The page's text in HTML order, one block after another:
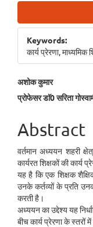
Sidebar
Keywords:
कार्य प्रेरणा, माध्यमिक
Main
Article
Content
अशोक कुमार
प्रोफेसर डाॅ0 सरिता
Abstract
वर्तमान अध्ययन शहरी
कार्यरत शिक्षकों की
यह है कि एक शिक्षक
उनके कर्तव्यों के प्रति
करती है।
अध्ययन का उद्देश्य यह
बीच कार्य प्रेरणा के स्तरों